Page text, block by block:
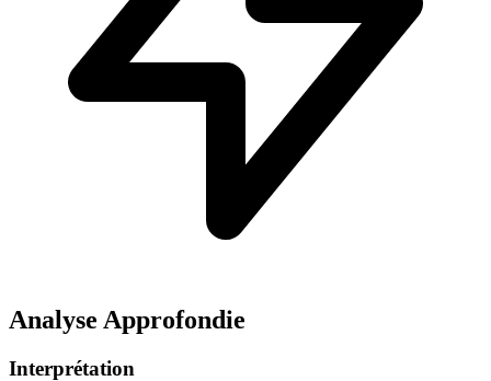
Analyse Approfondie
Interprétation